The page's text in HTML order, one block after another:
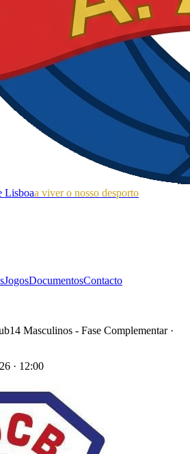
Lisboaa viver o nosso desporto
JogosDocumentosContacto
Masculinos - Fase Complementar·
· 12:00